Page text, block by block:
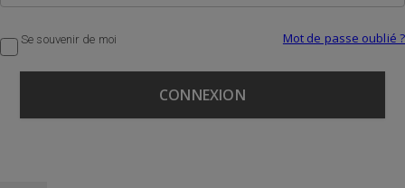
Se souvenir de moi Mot de passe oublié ?